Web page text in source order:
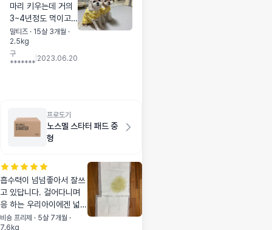
마리 키우는데 거의
3~4년정도 먹이고
있는 사료예요~ 오리
랑 생선 두가지 섞어
서 먹여요 입이 너무
셔 먹이기도 하는데
대체로 잘 먹는거 같
아용 비싼거 아무래
길래 이거 안먹으면
더 이상 고급사료 먹
일게 없을듯 해요~
말티즈 · 15살 3개월 ·
2.5kg
구
*******
2023.06.20
프로도기
노스멜 스타터 패드 중
형
흡수력이 넘넘좋아서 잘쓰
고 있답니다. 걸어다니며
응 하는 우리아이에겐 넓게
깔아주는데 대형이랑 중형
비숑 프리제 · 5살 7개월 ·
7.6kg